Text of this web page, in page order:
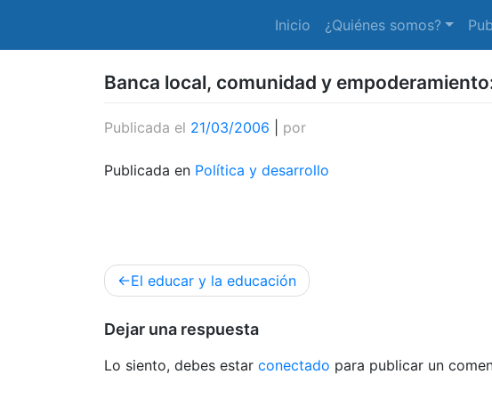
Inicio ¿Quiénes somos?
Banca local, comunidad y
Publicada el 21/03/2006 por
Publicada en Política y desarrollo
Navegación
de
entradas
El educar y la educación
Dejar una respuesta
Lo siento, debes estar conectado para publicar un